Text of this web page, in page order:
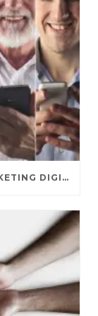
TENDENCIAS SOSTENIDAS DEL MARKETING DIGITAL